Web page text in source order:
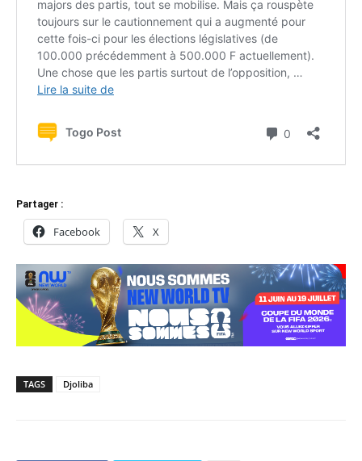
Partager :
Facebook X
TAGS Djoliba